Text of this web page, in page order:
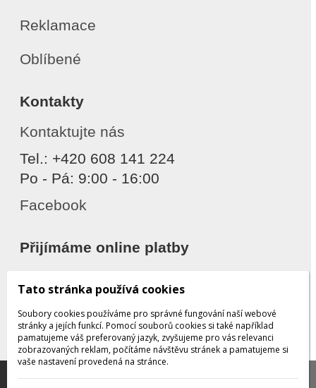
Reklamace
Oblíbené
Kontakty
Kontaktujte nás
Tel.: +420 608 141 224
Po - Pá: 9:00 - 16:00
Facebook
Přijímáme online platby
Děkujeme za důvěru
Tato stránka používá cookies
Soubory cookies používáme pro správné fungování naší webové
stránky a jejích funkcí. Pomocí souborů cookies si také například
pamatujeme váš preferovaný jazyk, zvyšujeme pro vás relevanci
zobrazovaných reklam, počítáme návštěvu stránek a pamatujeme si
vaše nastavení provedená na stránce.